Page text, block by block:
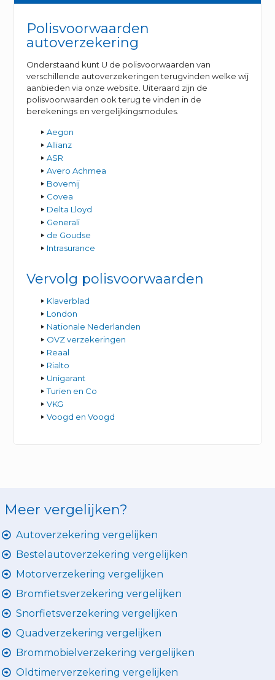
Polisvoorwaarden
autoverzekering
Onderstaand kunt U de polisvoorwaarden van
verschillende autoverzekeringen terugvinden welke wij
aanbieden via onze website. Uiteraard zijn de
polisvoorwaarden ook terug te vinden in de
berekenings en vergelijkingsmodules.
Aegon
Allianz
ASR
Avero Achmea
Bovemij
Covea
Delta Lloyd
Generali
de Goudse
Intrasurance
Vervolg polisvoorwaarden
Klaverblad
London
Nationale Nederlanden
OVZ verzekeringen
Reaal
Rialto
Unigarant
Turien en Co
VKG
Voogd en Voogd
Meer vergelijken?
Autoverzekering vergelijken
Bestelautoverzekering vergelijken
Motorverzekering vergelijken
Bromfietsverzekering vergelijken
Snorfietsverzekering vergelijken
Quadverzekering vergelijken
Brommobielverzekering vergelijken
Oldtimerverzekering vergelijken